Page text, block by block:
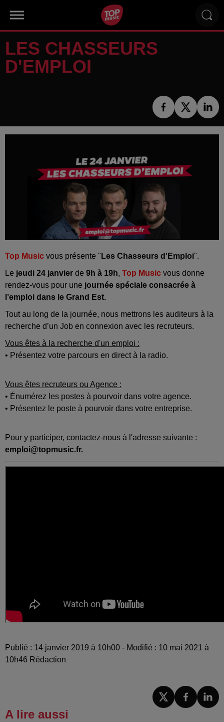
LES CHASSEURS
D'EMPLOI
Top Music vous présente " Les Chasseurs d'Emploi".
Le jeudi 24 janvier de 9h à 19h, Top Music vous donne
rendez-vous pour une journée spéciale consacrée à
l’emploi dans le Grand Est.
Tout au long de la journée, nous mettrons les auditeurs à la
recherche d’un Job en connexion avec les recruteurs.
Vous êtes à la recherche d'un emploi :
• Présentez votre parcours en direct à la radio.
Vous êtes recruteurs ou Agence :
• Énumérez les postes à pourvoir dans votre agence.
• Présentez le poste à pourvoir dans votre entreprise.
Pour y participer, contactez-nous à l'adresse suivante :
emploi@topmusic.fr.
Publié : 14 janvier 2019 à 10h00 - Modifié : 10 mai 2021 à
10h46 Rédaction
A lire aussi